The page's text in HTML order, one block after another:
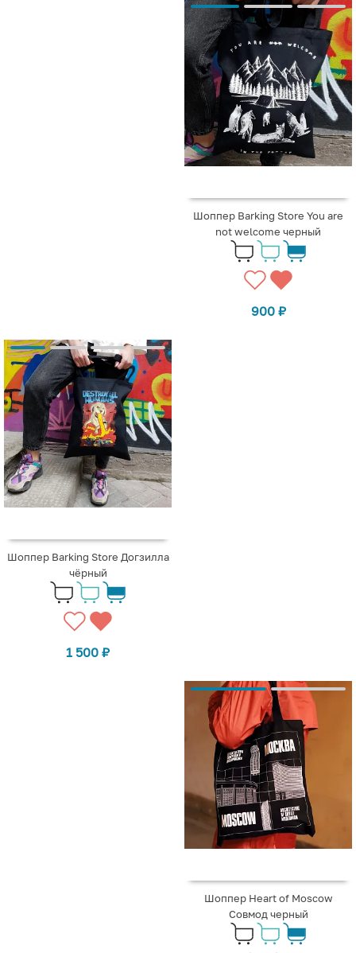
Шоппер Barking Store You are
not welcome черный
900 ₽
Шоппер Barking Store Догзилла
чёрный
1 500 ₽
Шоппер Heart of Moscow
Совмод черный